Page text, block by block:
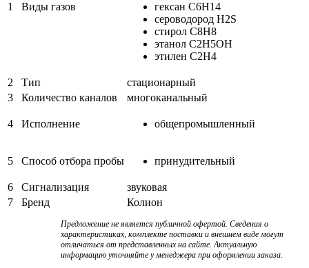
1 Виды газов
гексан C6H14
сероводород H2S
стирол C8H8
этанол C2H5OH
этилен С2Н4
2 Тип
стационарный
3
Количество каналов многоканальный
4 Исполнение общепромышленный
5 Способ отбора пробы принудительный
6 Сигнализация
звуковая
7
Бренд Колион
Предложение не является публичной офертой. Сведения о
характеристиках, комплекте поставки и внешнем виде могут
отличаться от представленных на сайте. Актуальную
информацию уточняйте у менеджера при оформлении заказа.